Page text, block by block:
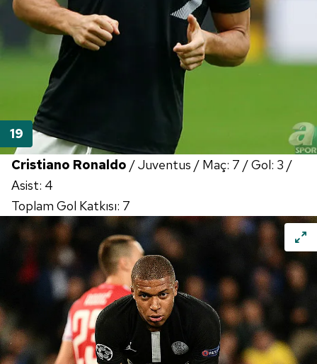
Cristiano Ronaldo / Juventus / Maç: 7 / Gol: 3 /
Asist: 4
Toplam Gol Katkısı: 7